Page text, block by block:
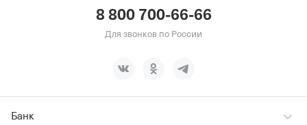
8 800 700-66-66
Для звонков по России
Банк